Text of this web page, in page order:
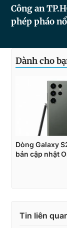
Công an
phép pháo
Tin liên